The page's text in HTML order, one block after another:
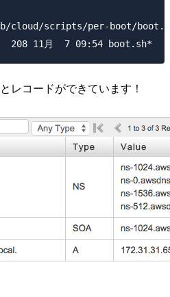
scripts/per-boot/
レコードができています！